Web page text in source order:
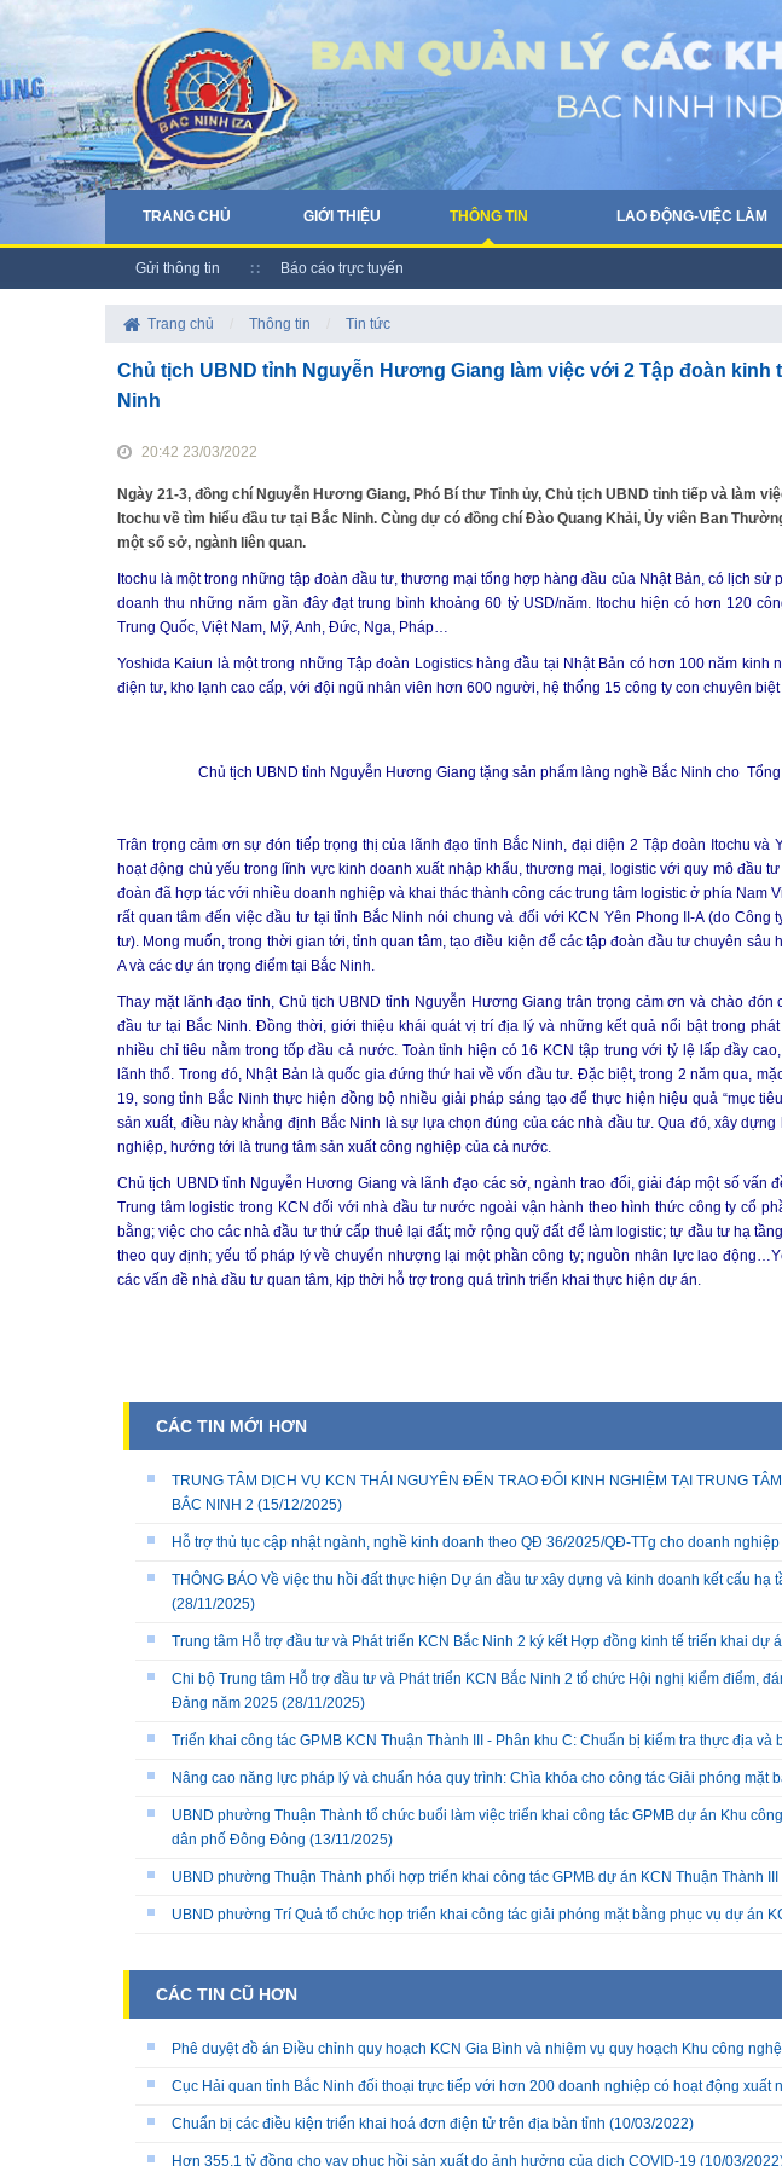
TRANG CHỦ GIỚI THIỆU THÔNG TIN LAO ĐỘNG-VIỆC LÀM
Gửi thông tin Báo cáo trực tuyến
Trang chủ Thông tin Tin tức
Chủ tịch UBND tỉnh Nguyễn Hương Giang làm việc với 2 Tập đoàn kinh
Ninh
20:42 23/03/2022
Ngày 21-3, đồng chí Nguyễn Hương Giang, Phó Bí thư Tỉnh ủy, Chủ tịch UBND tỉnh tiếp và làm
Itochu về tìm hiểu đầu tư tại Bắc Ninh. Cùng dự có đồng chí Đào Quang Khải, Ủy viên Ban
một số sở, ngành liên quan.
Itochu là một trong những tập đoàn đầu tư, thương mại tổng hợp hàng đầu của Nhật Bản, có lịch
doanh thu những năm gần đây đạt trung bình khoảng 60 tỷ USD/năm. Itochu hiện có hơn 120
Trung Quốc, Việt Nam, Mỹ, Anh, Đức, Nga, Pháp…
Yoshida Kaiun là một trong những Tập đoàn Logistics hàng đầu tại Nhật Bản có hơn 100 năm kinh
điện tư, kho lạnh cao cấp, với đội ngũ nhân viên hơn 600 người, hệ thống 15 công ty con chuyên
Chủ tịch UBND tỉnh Nguyễn Hương Giang tặng sản phẩm làng nghề Bắc Ninh cho
Trân trọng cảm ơn sự đón tiếp trọng thị của lãnh đạo tỉnh Bắc Ninh, đại diện 2 Tập đoàn Itochu và
hoạt động chủ yếu trong lĩnh vực kinh doanh xuất nhập khẩu, thương mại, logistic với quy mô đầu
đoàn đã hợp tác với nhiều doanh nghiệp và khai thác thành công các trung tâm logistic ở phía Nam
rất quan tâm đến việc đầu tư tại tỉnh Bắc Ninh nói chung và đối với KCN Yên Phong II-A (do Công
tư). Mong muốn, trong thời gian tới, tỉnh quan tâm, tạo điều kiện để các tập đoàn đầu tư chuyên sâu
A và các dự án trọng điểm tại Bắc Ninh.
Thay mặt lãnh đạo tỉnh, Chủ tịch UBND tỉnh Nguyễn Hương Giang trân trọng cảm ơn và chào
đầu tư tại Bắc Ninh. Đồng thời, giới thiệu khái quát vị trí địa lý và những kết quả nổi bật trong
nhiều chỉ tiêu nằm trong tốp đầu cả nước. Toàn tỉnh hiện có 16 KCN tập trung với tỷ lệ lấp đầy
lãnh thổ. Trong đó, Nhật Bản là quốc gia đứng thứ hai về vốn đầu tư. Đặc biệt, trong 2 năm qua,
19, song tỉnh Bắc Ninh thực hiện đồng bộ nhiều giải pháp sáng tạo để thực hiện hiệu quả “mục
sản xuất, điều này khẳng định Bắc Ninh là sự lựa chọn đúng của các nhà đầu tư. Qua đó, xây
nghiệp, hướng tới là trung tâm sản xuất công nghiệp của cả nước.
Chủ tịch UBND tỉnh Nguyễn Hương Giang và lãnh đạo các sở, ngành trao đổi, giải đáp một số vấn
Trung tâm logistic trong KCN đối với nhà đầu tư nước ngoài vận hành theo hình thức công ty cổ
bằng; việc cho các nhà đầu tư thứ cấp thuê lại đất; mở rộng quỹ đất để làm logistic; tự đầu tư hạ
theo quy định; yếu tố pháp lý về chuyển nhượng lại một phần công ty; nguồn nhân lực lao
các vấn đề nhà đầu tư quan tâm, kịp thời hỗ trợ trong quá trình triển khai thực hiện dự án.
CÁC TIN MỚI HƠN
TRUNG TÂM DỊCH VỤ KCN THÁI NGUYÊN ĐẾN TRAO ĐỔI KINH NGHIỆM TẠI TRUNG
BẮC NINH 2 (15/12/2025)
Hỗ trợ thủ tục cập nhật ngành, nghề kinh doanh theo QĐ 36/2025/QĐ-TTg cho doanh nghiệp
THÔNG BÁO Về việc thu hồi đất thực hiện Dự án đầu tư xây dựng và kinh doanh kết cấu hạ
(28/11/2025)
Trung tâm Hỗ trợ đầu tư và Phát triển KCN Bắc Ninh 2 ký kết Hợp đồng kinh tế triển khai dự
Chi bộ Trung tâm Hỗ trợ đầu tư và Phát triển KCN Bắc Ninh 2 tổ chức Hội nghị kiểm điểm,
Đảng năm 2025 (28/11/2025)
Triển khai công tác GPMB KCN Thuận Thành III - Phân khu C: Chuẩn bị kiểm tra thực địa và
Nâng cao năng lực pháp lý và chuẩn hóa quy trình: Chìa khóa cho công tác Giải phóng mặt
UBND phường Thuận Thành tổ chức buổi làm việc triển khai công tác GPMB dự án Khu
dân phố Đông Đông (13/11/2025)
UBND phường Thuận Thành phối hợp triển khai công tác GPMB dự án KCN Thuận Thành III
UBND phường Trí Quả tổ chức họp triển khai công tác giải phóng mặt bằng phục vụ dự án
CÁC TIN CŨ HƠN
Phê duyệt đồ án Điều chỉnh quy hoạch KCN Gia Bình và nhiệm vụ quy hoạch Khu công
Cục Hải quan tỉnh Bắc Ninh đối thoại trực tiếp với hơn 200 doanh nghiệp có hoạt động xuất
Chuẩn bị các điều kiện triển khai hoá đơn điện tử trên địa bàn tỉnh (10/03/2022)
Hơn 355,1 tỷ đồng cho vay phục hồi sản xuất do ảnh hưởng của dịch COVID-19 (10/03/